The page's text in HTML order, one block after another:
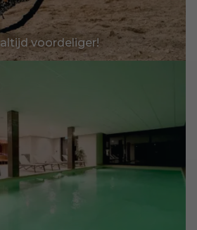
voordeliger!